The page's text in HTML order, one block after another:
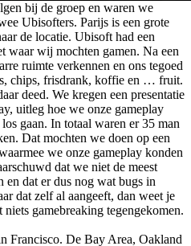
bij de groep en waren we
Ubisofters. Parijs is een grote
de locatie. Ubisoft had een
waar wij mochten gamen. Na een
ruimte verkennen en ons tegoed
chips, frisdrank, koffie en … fruit.
deed. We kregen een presentatie
uitleg hoe we onze gameplay
gaan. In totaal waren er 35 man
Dat mochten we doen op een
we onze gameplay konden
dat we niet de meest
en dat er dus nog wat bugs in
dat zelf al aangeeft, dan weet je
gamebreaking tegengekomen.
Francisco. De Bay Area, Oakland